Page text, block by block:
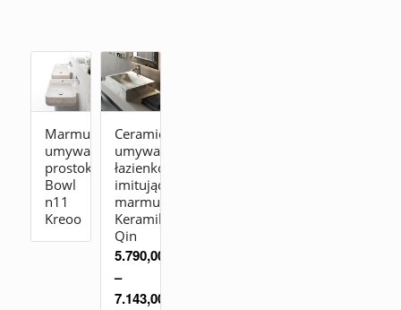
Marmurowa
umywalka
prostokątna
Bowl
n11
Kreoo
Ceramiczna
umywalka
łazienkowa
imitująca
marmur
Keramik
Qin
5.790,00
–
7.143,00